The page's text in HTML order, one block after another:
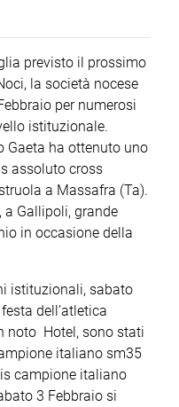
previsto il prossimo
la società nocese
per numerosi
istituzionale.
Gaeta ha ottenuto uno
assoluto cross
a Massafra (Ta).
a Gallipoli, grande
in occasione della
istituzionali, sabato
dell’atletica
noto Hotel, sono stati
italiano sm35
campione italiano
3 Febbraio si